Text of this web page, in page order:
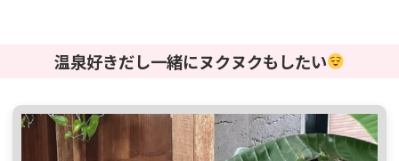
温泉好きだし一緒にヌクヌクもしたい